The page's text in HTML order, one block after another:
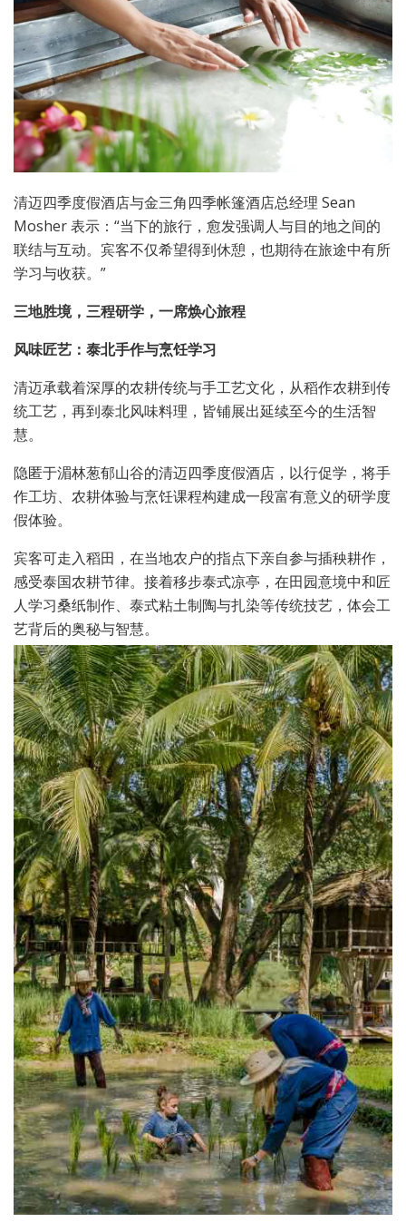
清迈四季度假酒店与金三角四季帐篷酒店总经理 Sean
Mosher 表示：“当下的旅行，愈发强调人与目的地之间的
联结与互动。宾客不仅希望得到休憩，也期待在旅途中有所
学习与收获。”
三地胜境，三程研学，一席焕心旅程
风味匠艺：泰北手作与烹饪学习
清迈承载着深厚的农耕传统与手工艺文化，从稻作农耕到传
统工艺，再到泰北风味料理，皆铺展出延续至今的生活智
慧。
隐匿于湄林葱郁山谷的清迈四季度假酒店，以行促学，将手
作工坊、农耕体验与烹饪课程构建成一段富有意义的研学度
假体验。
宾客可走入稻田，在当地农户的指点下亲自参与插秧耕作，
感受泰国农耕节律。接着移步泰式凉亭，在田园意境中和匠
人学习桑纸制作、泰式粘土制陶与扎染等传统技艺，体会工
艺背后的奥秘与智慧。